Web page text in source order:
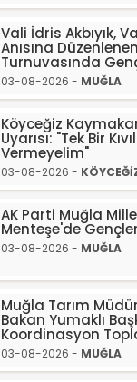
Vali İdris Akbıyık,
Anısına
Turnuvasında
03-08-2026 - MUĞLA
Köyceğiz
Uyarısı: "Tek Bir
Vermeyelim"
03-08-2026 -
AK Parti Muğla
Menteşe'de
03-08-2026 - MUĞLA
Muğla Tarım
Bakan Yumaklı
Koordinasyon
03-08-2026 - MUĞLA